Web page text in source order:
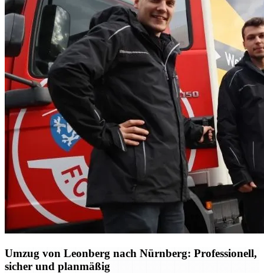
Umzug von Leonberg nach Nürnberg: Professionell,
sicher und planmäßig